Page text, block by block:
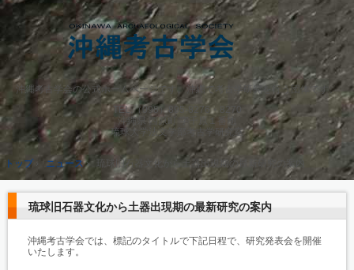
沖縄考古学会の公式ホームページです。沖縄で考古学研究を行う団体です。
TEL.（098）895-8276・8270
沖縄県 西原町 字千原１番地
琉球大学法文学部考古学研究室
トップ ニュース› 琉球旧石器文化から土器出現期の最新研究の案内
琉球旧石器文化から土器出現期の最新研究の案内
沖縄考古学会では、標記のタイトルで下記日程で、研究発表会を開催
いたします。